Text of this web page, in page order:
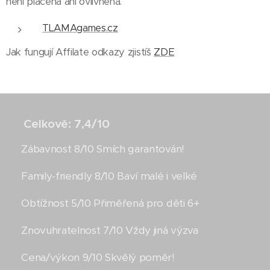
TLAMAgames.cz
Jak fungují Affilate odkazy zjistíš ZDE
⭐ Celkově: 7,4/10
🎮 Zábavnost 8/10 Smích garantován!
👨‍👩‍👧‍👦 Family-friendly 8/10 Baví malé i velké
🧠 Obtížnost 5/10 Přiměřená pro děti 6+
♻️ Znovuhratelnost 7/10 Vždy jiná výzva
💰 Cena/výkon 9/10 Skvělý poměr!